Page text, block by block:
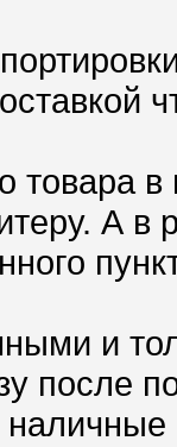
товара
А в
и
после